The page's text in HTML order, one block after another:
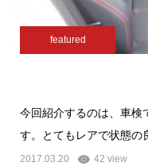
featured
今回紹介するのは、車検
す。とてもレアで状態
2017.03.20 42 view